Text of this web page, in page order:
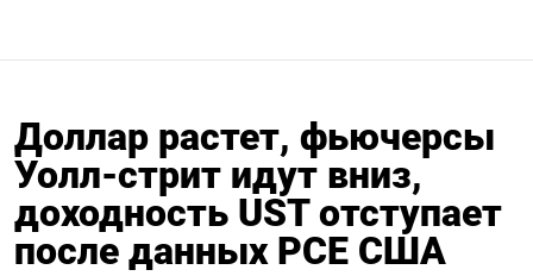
Доллар растет, фьючерсы
Уолл-стрит идут вниз,
доходность UST отступает
после данных PCE США